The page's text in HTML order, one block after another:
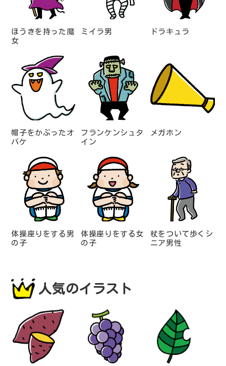
ほうきを持った魔
女
ミイラ男 ドラキュラ
帽子をかぶったオ
バケ
フランケンシュタ
イン
メガホン
体操座りをする男
の子
体操座りをする女
の子
杖をついて歩くシ
ニア男性
人気のイラスト